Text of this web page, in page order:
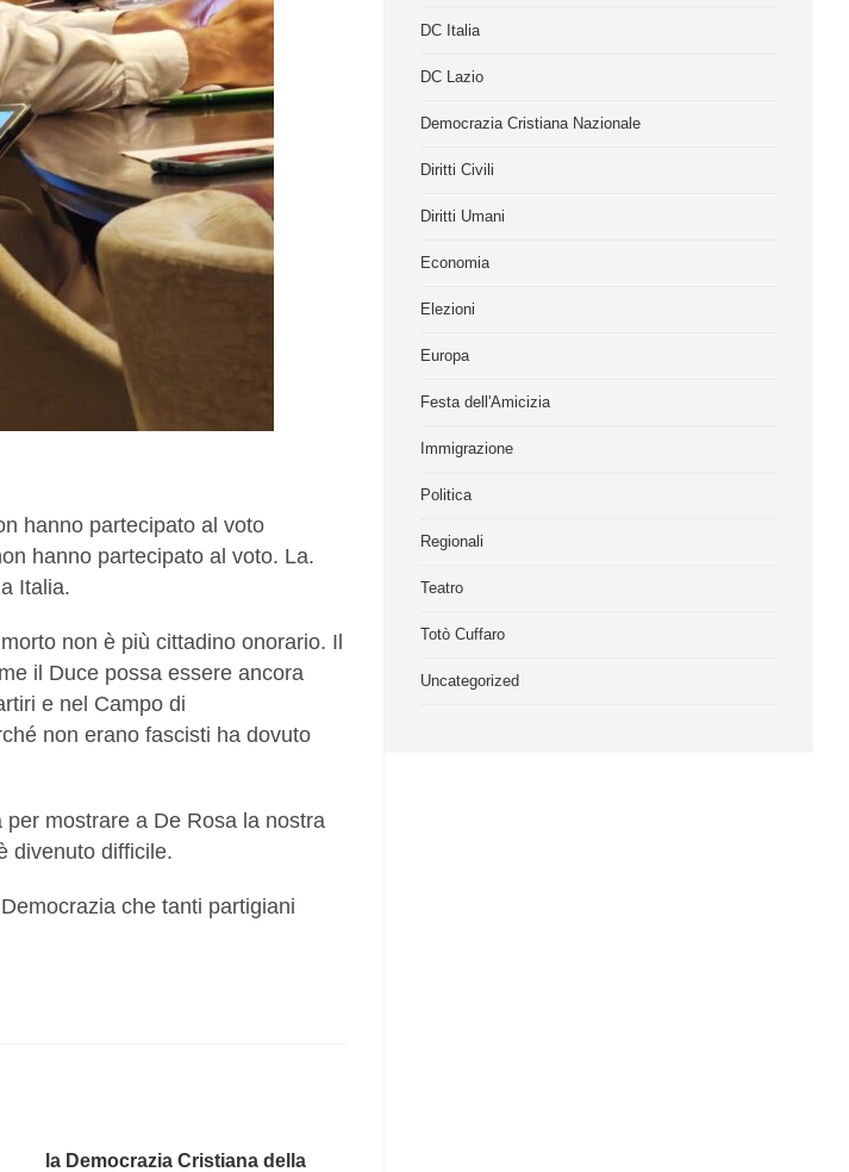
hanno partecipato al voto
hanno partecipato al voto. La.
Italia.
non è più cittadino onorario. Il
il Duce possa essere ancora
e nel Campo di
non erano fascisti ha dovuto
mostrare a De Rosa la nostra
divenuto difficile.
che tanti partigiani
la Democrazia Cristiana della
DC Italia
DC Lazio
Democrazia Cristiana Nazionale
Diritti Civili
Diritti Umani
Economia
Elezioni
Europa
Festa dell'Amicizia
Immigrazione
Politica
Regionali
Teatro
Totò Cuffaro
Uncategorized